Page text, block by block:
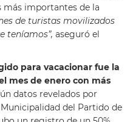
más importantes de la
de turistas movilizados
teníamos”, aseguró el
para vacacionar fue la
mes de enero con más
datos revelados por
del Partido de